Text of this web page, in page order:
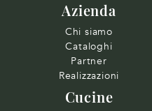
Azienda
Chi siamo
Cataloghi
Partner
Realizzazioni
Cucine